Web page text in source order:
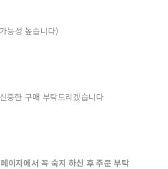
능성 높습니다)
중한 구매 부탁드리겠습니다
이지에서 꼭 숙지 하신 후 주문 부탁